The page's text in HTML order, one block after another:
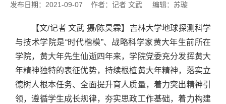
发布日期：2021-09-07 作者：记者 文武 编辑：苏璇
【文/记者 文武 摄/陈昊霖】吉林大学地球探测科学
与技术学院是“时代楷模”、战略科学家黄大年生前所在
学院，黄大年先生仙逝四年来，学院党委充分发挥黄大
年精神独特的表征优势，持续根植黄大年精神，落实立
德树人根本任务、全面提升育人质量，着力突出精神引
领，遵循学生成长规律，夯实思政工作基础，着力构建